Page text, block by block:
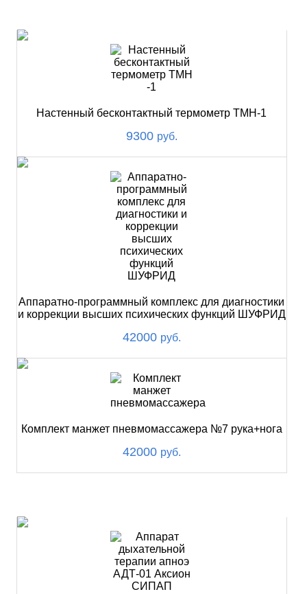
Настенный бесконтактный термометр ТМН-1
9300 руб.
Аппаратно-программный комплекс для диагностики
и коррекции высших психических функций ШУФРИД
42000 руб.
Комплект манжет пневмомассажера №7 рука+нога
42000 руб.